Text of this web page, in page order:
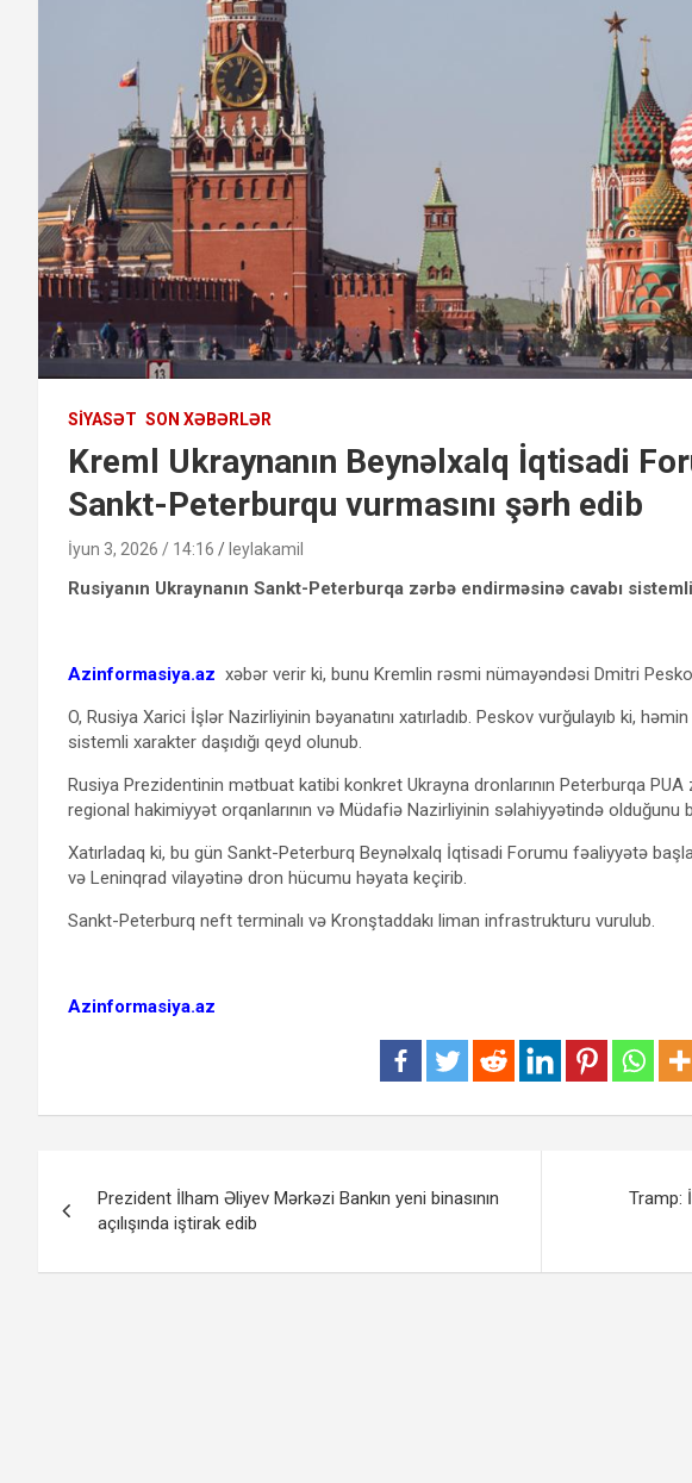
SIYASƏT SON XƏBƏRLƏR
Kreml Ukraynanın Beynəlxalq İqtisadi
Sankt-Peterburqu vurmasını şərh edib
İyun 3, 2026 / 14:16 leylakamil
Rusiyanın Ukraynanın Sankt-Peterburqa zərbə endirməsinə cavabı
Azinformasiya.az xəbər verir ki, bunu Kremlin rəsmi nümayəndəsi Dmitri
O, Rusiya Xarici İşlər Nazirliyinin bəyanatını xatırladıb. Peskov vurğulayıb ki,
sistemli xarakter daşıdığı qeyd olunub.
Rusiya Prezidentinin mətbuat katibi konkret Ukrayna dronlarının Peterburqa
regional hakimiyyət orqanlarının və Müdafiə Nazirliyinin səlahiyyətində olduğunu
Xatırladaq ki, bu gün Sankt-Peterburq Beynəlxalq İqtisadi Forumu fəaliyyətə
və Leninqrad vilayətinə dron hücumu həyata keçirib.
Sankt-Peterburq neft terminalı və Kronştaddakı liman infrastrukturu vurulub.
Azinformasiya.az
naviqasiyası
Prezident İlham Əliyev Mərkəzi Bankın yeni binasının
açılışında iştirak edib
Tramp: